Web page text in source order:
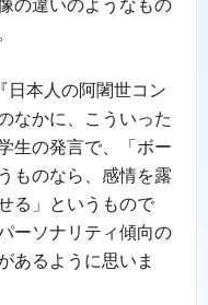
日本人の阿闍世コン
なかに、こういった
生の発言で、「ボー
ものなら、感情を露
る」というもので
ーソナリティ傾向の
あるように思いま